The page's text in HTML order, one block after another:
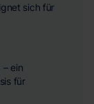
sich für
ein
für